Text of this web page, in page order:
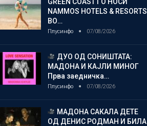
NAMMOS HOTELS & RESORTS
ВО…
Плусинфо 07/08/2026
ДУО ОД СОНИШТАТА:
МАДОНА И КАЈЛИ МИНОГ
Прва заедничка…
Плусинфо 07/08/2026
МАДОНА САКАЛА ДЕТЕ
ОД ДЕНИС РОДМАН И БИЛА